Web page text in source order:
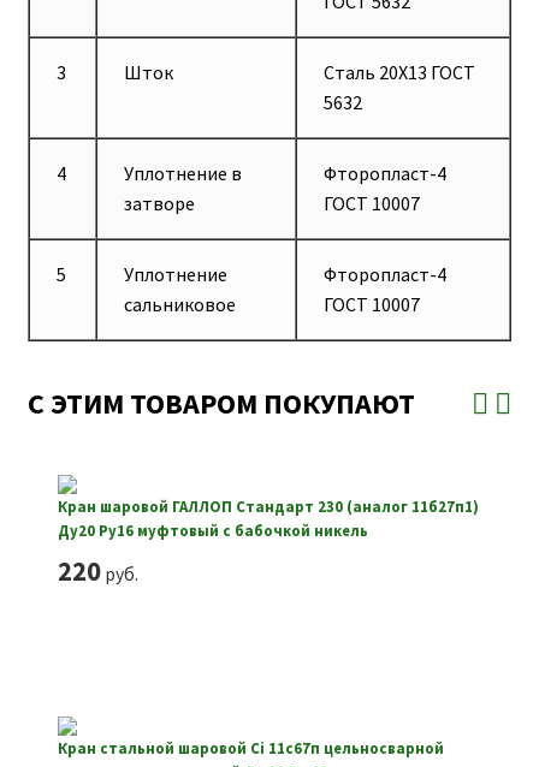
3 Шток
Сталь 20Х13 ГОСТ
5632
4
Уплотнение в
затворе
Фторопласт-4
ГОСТ 10007
5
Уплотнение
сальниковое
Фторопласт-4
ГОСТ 10007
С ЭТИМ ТОВАРОМ ПОКУПАЮТ
Кран шаровой ГАЛЛОП Стандарт 230 (аналог 11б27п1)
Ду20 Ру16 муфтовый с бабочкой никель
220руб.
Кран стальной шаровой Ci 11с67п цельносварной